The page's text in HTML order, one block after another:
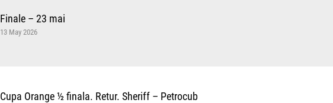
Finale – 23 mai
13 May 2026
Cupa Orange ½ finala. Retur. Sheriff – Petrocub